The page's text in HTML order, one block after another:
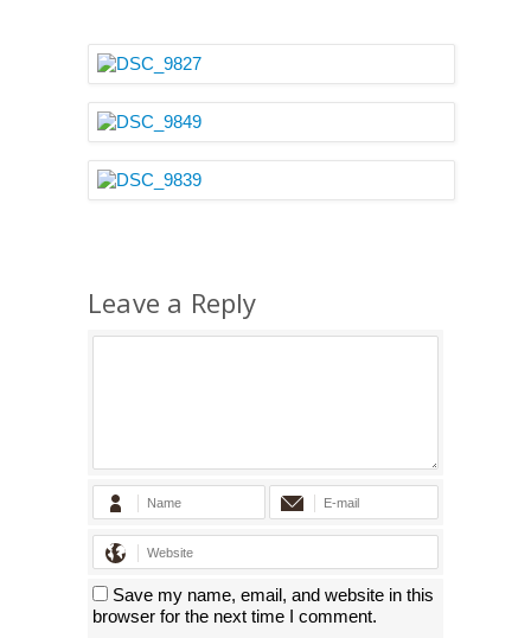
Leave a Reply
Save my name, email, and website in this
browser for the next time I comment.